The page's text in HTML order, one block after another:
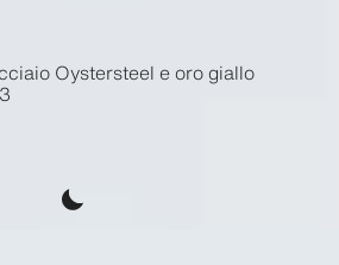
Oystersteel e oro giallo